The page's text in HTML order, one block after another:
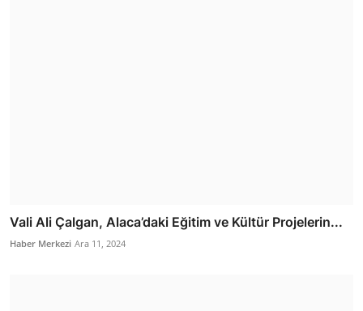
Vali Ali Çalgan, Alaca’daki Eğitim ve Kültür Projelerin...
Haber Merkezi Ara 11, 2024